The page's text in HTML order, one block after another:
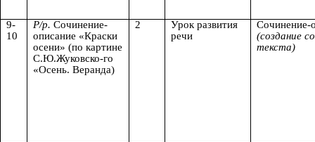
9-
10
Р/р. Сочинение-
описание «Краски
осени» (по картине
С.Ю.Жуковско-го
«Осень. Веранда)
2
Урок развития
речи
Сочинение-
(создание
текста)